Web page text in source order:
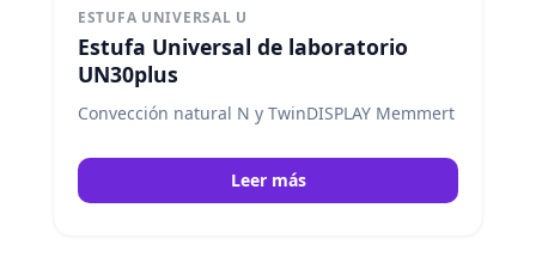
ESTUFA UNIVERSAL U
Estufa Universal de laboratorio
UN30plus
Convección natural N y TwinDISPLAY Memmert
Leer más